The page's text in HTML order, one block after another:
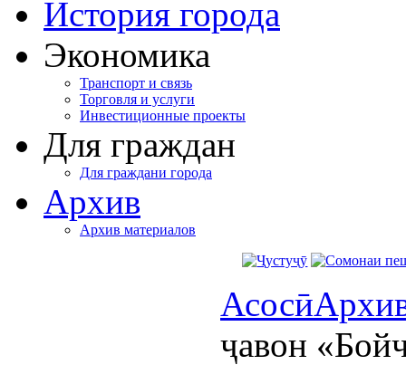
История города
Экономика
Транспорт и связь
Торговля и услуги
Инвестиционные проекты
Для граждан
Для граждани города
Архив
Архив материалов
Асосӣ
ҷавон